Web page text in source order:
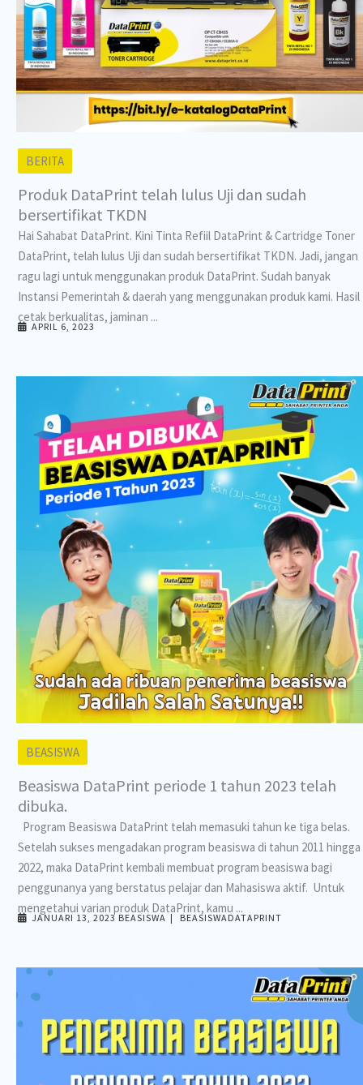
BERITA
Produk DataPrint telah lulus Uji dan sudah
bersertifikat TKDN
Hai Sahabat DataPrint. Kini Tinta Refiil DataPrint & Cartridge Toner
DataPrint, telah lulus Uji dan sudah bersertifikat TKDN. Jadi, jangan
ragu lagi untuk menggunakan produk DataPrint. Sudah banyak
Instansi Pemerintah & daerah yang menggunakan produk kami. Hasil
cetak berkualitas, jaminan ...
APRIL 6, 2023
BEASISWA
Beasiswa DataPrint periode 1 tahun 2023 telah
dibuka.
Program Beasiswa DataPrint telah memasuki tahun ke tiga belas.
Setelah sukses mengadakan program beasiswa di tahun 2011 hingga
2022, maka DataPrint kembali membuat program beasiswa bagi
penggunanya yang berstatus pelajar dan Mahasiswa aktif. Untuk
mengetahui varian produk DataPrint, kamu ...
JANUARI 13, 2023 BEASISWA BEASISWADATAPRINT